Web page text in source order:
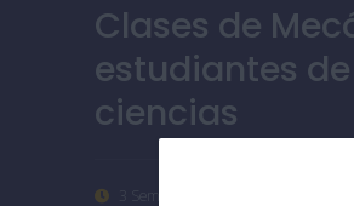
Clases de
estudiantes
ciencias
3 Semanas